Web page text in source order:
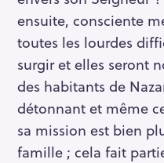
ensuite, consciente
toutes les lourdes
surgir et elles seront
des habitants de
détonnant et même
sa mission est bien
famille ; cela fait